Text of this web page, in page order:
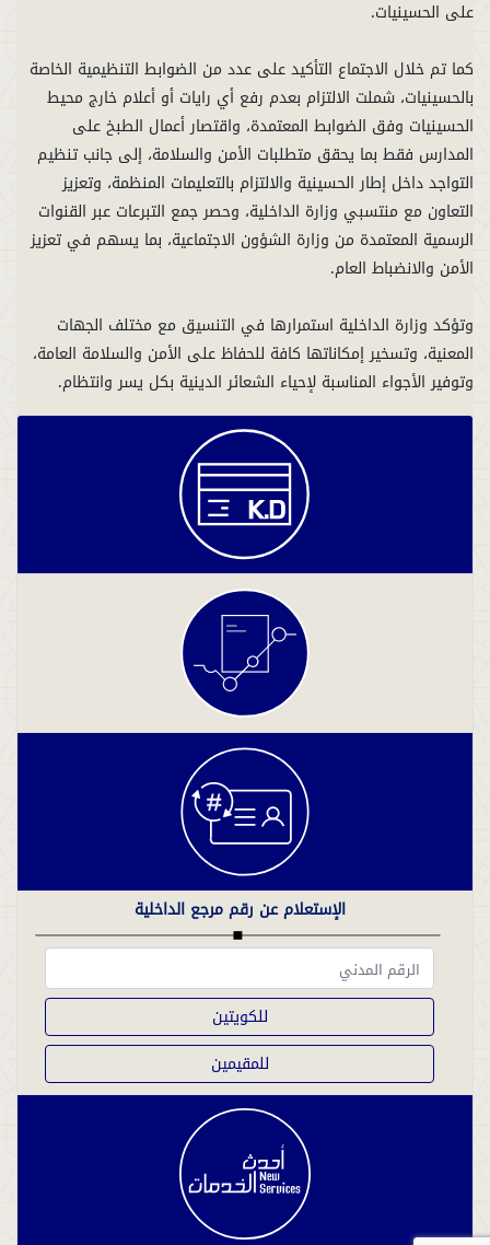
كما تم خلال الاجتماع التأكيد على عدد من الضوابط التنظيمية الخاصة
بالحسينيات، شملت الالتزام بعدم رفع أي رايات أو أعلام خارج محيط
الحسينيات وفق الضوابط المعتمدة، واقتصار أعمال الطبخ على
المدارس فقط بما يحقق متطلبات الأمن والسلامة، إلى جانب تنظيم
التواجد داخل إطار الحسينية والالتزام بالتعليمات المنظمة، وتعزيز
التعاون مع منتسبي وزارة الداخلية، وحصر جمع التبرعات عبر القنوات
الرسمية المعتمدة من وزارة الشؤون الاجتماعية، بما يسهم في تعزيز
وتؤكد وزارة الداخلية استمرارها في التنسيق مع مختلف الجهات
المعنية، وتسخير إمكاناتها كافة للحفاظ على الأمن والسلامة العامة،
وتوفير الأجواء المناسبة لإحياء الشعائر الدينية بكل يسر وانتظام.
الإستعلام عن رقم مرجع الداخلية
للكويتين
للمقيمين